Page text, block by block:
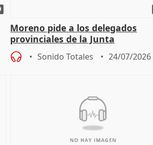
Moreno pide a los delegados
provinciales de la Junta
"determinación para afrontar los
retos", diálog
Sonido Totales 24/07/2026